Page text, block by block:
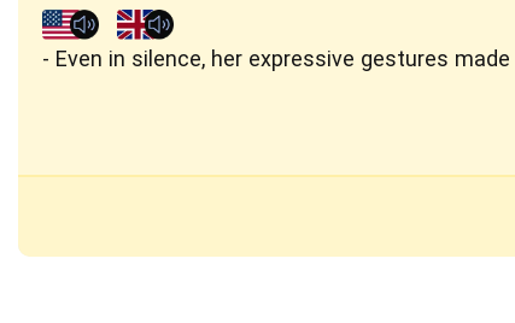
Even in silence, her expressive gestures